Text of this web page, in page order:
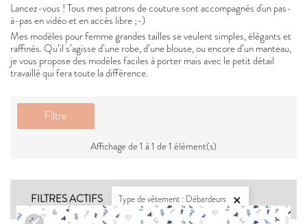
Lancez-vous ! Tous mes patrons de couture sont accompagnés d'un pas-
à-pas en vidéo et en accès libre ;-)
Mes modèles pour femme grandes tailles se veulent simples, élégants et
raffinés. Qu’il s’agisse d’une robe, d’une blouse, ou encore d’un manteau,
je vous propose des modèles faciles à porter mais avec le petit détail
travaillé qui fera toute la différence.
Filtre
Affichage de 1 à 1 de 1 élément(s)
FILTRES ACTIFS Type de vêtement : Débardeurs 